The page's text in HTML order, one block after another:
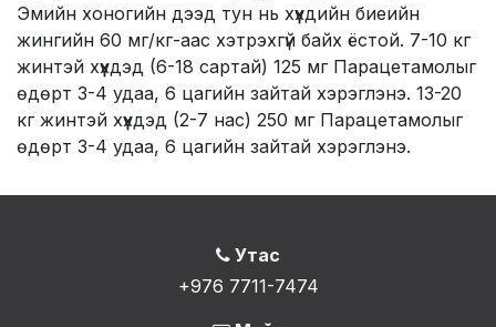
Эмийн хоногийн дээд тун нь хүүхдийн биеийн
жингийн 60 мг/кг-аас хэтрэхгүй байх ёстой. 7-10 кг
жинтэй хүүхдэд (6-18 сартай) 125 мг Парацетамолыг
өдөрт 3-4 удаа, 6 цагийн зайтай хэрэглэнэ. 13-20
кг жинтэй хүүхдэд (2-7 нас) 250 мг Парацетамолыг
өдөрт 3-4 удаа, 6 цагийн зайтай хэрэглэнэ.
Утас
+976 7711-7474